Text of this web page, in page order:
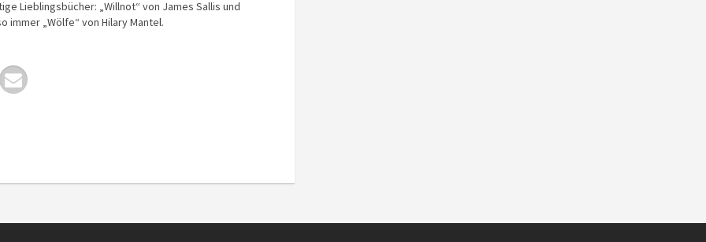
Lieblingsbücher: „Willnot“ von James Sallis und
immer „Wölfe“ von Hilary Mantel.